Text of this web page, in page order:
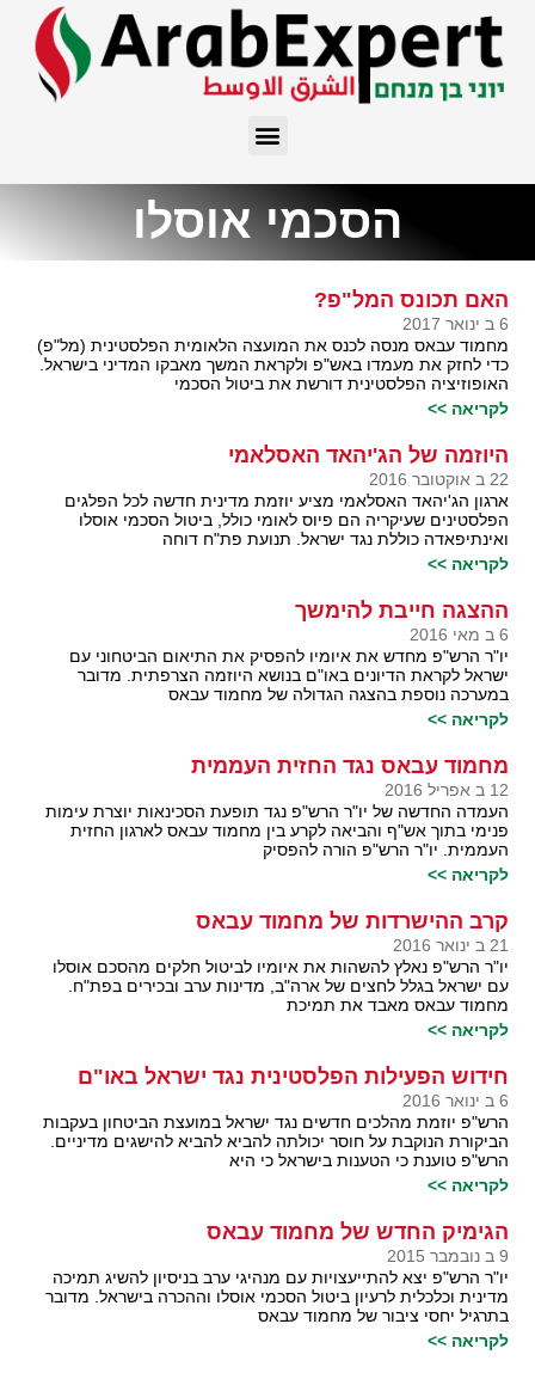
הסכמי אוסלו
האם תכונס המל"פ?
6 ב ינואר 2017
מחמוד עבאס מנסה לכנס את המועצה הלאומית הפלסטינית (מל"פ)
כדי לחזק את מעמדו באש"פ ולקראת המשך מאבקו המדיני בישראל.
האופוזיציה הפלסטינית דורשת את ביטול הסכמי
לקריאה >>
היוזמה של הג'יהאד האסלאמי
22 ב אוקטובר 2016
ארגון הג'יהאד האסלאמי מציע יוזמת מדינית חדשה לכל הפלגים
הפלסטינים שעיקריה הם פיוס לאומי כולל, ביטול הסכמי אוסלו
ואינתיפאדה כוללת נגד ישראל. תנועת פת"ח דוחה
לקריאה >>
ההצגה חייבת להימשך
6 ב מאי 2016
יו"ר הרש"פ מחדש את איומיו להפסיק את התיאום הביטחוני עם
ישראל לקראת הדיונים באו"ם בנושא היוזמה הצרפתית. מדובר
במערכה נוספת בהצגה הגדולה של מחמוד עבאס
לקריאה >>
מחמוד עבאס נגד החזית העממית
12 ב אפריל 2016
העמדה החדשה של יו"ר הרש"פ נגד תופעת הסכינאות יוצרת עימות
פנימי בתוך אש"ף והביאה לקרע בין מחמוד עבאס לארגון החזית
העממית. יו"ר הרש"פ הורה להפסיק
לקריאה >>
קרב ההישרדות של מחמוד עבאס
21 ב ינואר 2016
יו"ר הרש"פ נאלץ להשהות את איומיו לביטול חלקים מהסכם אוסלו
עם ישראל בגלל לחצים של ארה"ב, מדינות ערב ובכירים בפת"ח.
מחמוד עבאס מאבד את תמיכת
לקריאה >>
חידוש הפעילות הפלסטינית נגד ישראל באו"ם
6 ב ינואר 2016
הרש"פ יוזמת מהלכים חדשים נגד ישראל במועצת הביטחון בעקבות
הביקורת הנוקבת על חוסר יכולתה להביא להביא להישגים מדיניים.
הרש"פ טוענת כי הטענות בישראל כי היא
לקריאה >>
הגימיק החדש של מחמוד עבאס
9 ב נובמבר 2015
יו"ר הרש"פ יצא להתייעצויות עם מנהיגי ערב בניסיון להשיג תמיכה
מדינית וכלכלית לרעיון ביטול הסכמי אוסלו וההכרה בישראל. מדובר
בתרגיל יחסי ציבור של מחמוד עבאס
לקריאה >>